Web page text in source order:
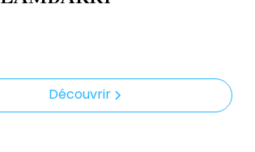
Découvrir